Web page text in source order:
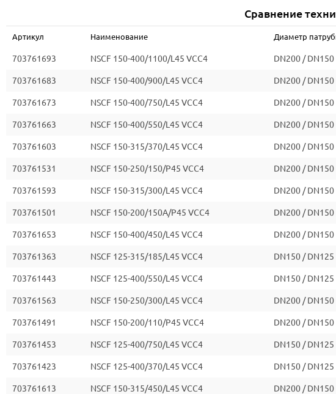
Сравнение
Артикул Наименование Диаметр
703761693 NSCF 150-400/1100/L45 VCC4 DN200 / DN150
703761683 NSCF 150-400/900/L45 VCC4 DN200 / DN150
703761673 NSCF 150-400/750/L45 VCC4 DN200 / DN150
703761663 NSCF 150-400/550/L45 VCC4 DN200 / DN150
703761603 NSCF 150-315/370/L45 VCC4 DN200 / DN150
703761531 NSCF 150-250/150/P45 VCC4 DN200 / DN150
703761593 NSCF 150-315/300/L45 VCC4 DN200 / DN150
703761501 NSCF 150-200/150A/P45 VCC4 DN200 / DN150
703761653 NSCF 150-400/450/L45 VCC4 DN200 / DN150
703761363 NSCF 125-315/185/L45 VCC4 DN150 / DN125
703761443 NSCF 125-400/550/L45 VCC4 DN150 / DN125
703761563 NSCF 150-250/300/L45 VCC4 DN200 / DN150
703761491 NSCF 150-200/110/P45 VCC4 DN200 / DN150
703761453 NSCF 125-400/750/L45 VCC4 DN150 / DN125
703761423 NSCF 125-400/370/L45 VCC4 DN150 / DN125
703761613 NSCF 150-315/450/L45 VCC4 DN200 / DN150